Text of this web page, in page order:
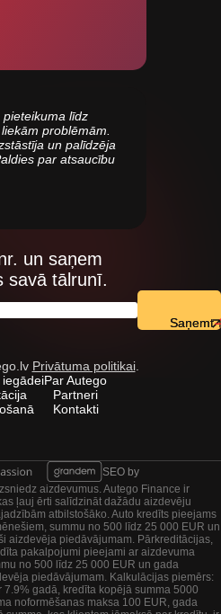
līdz
problēmām.
un palīdzēja
par atsaucību
un saņem
savā tālrunī.
Privātuma politikai.
Par Autego
Partneri
Kontakti
SEO by
aizdevumus. Autego Finance ir
ļauj ērti salīdzināt dažādu aizdevēju
atbilstošāko. Auto kredīts pieejams
summu no 500 līdz 25 000 EUR un
aizdevēja piedāvājumam. Pārkreditācijas,
pakalpojumi pieejami ar aizdevuma
no 500 līdz 25 000 EUR un gada
piedāvājumam. Kalkulācijas piemērs:
gadā, kredīta kopējā summa 5000
noformēšanas maksa 100 EUR, gada